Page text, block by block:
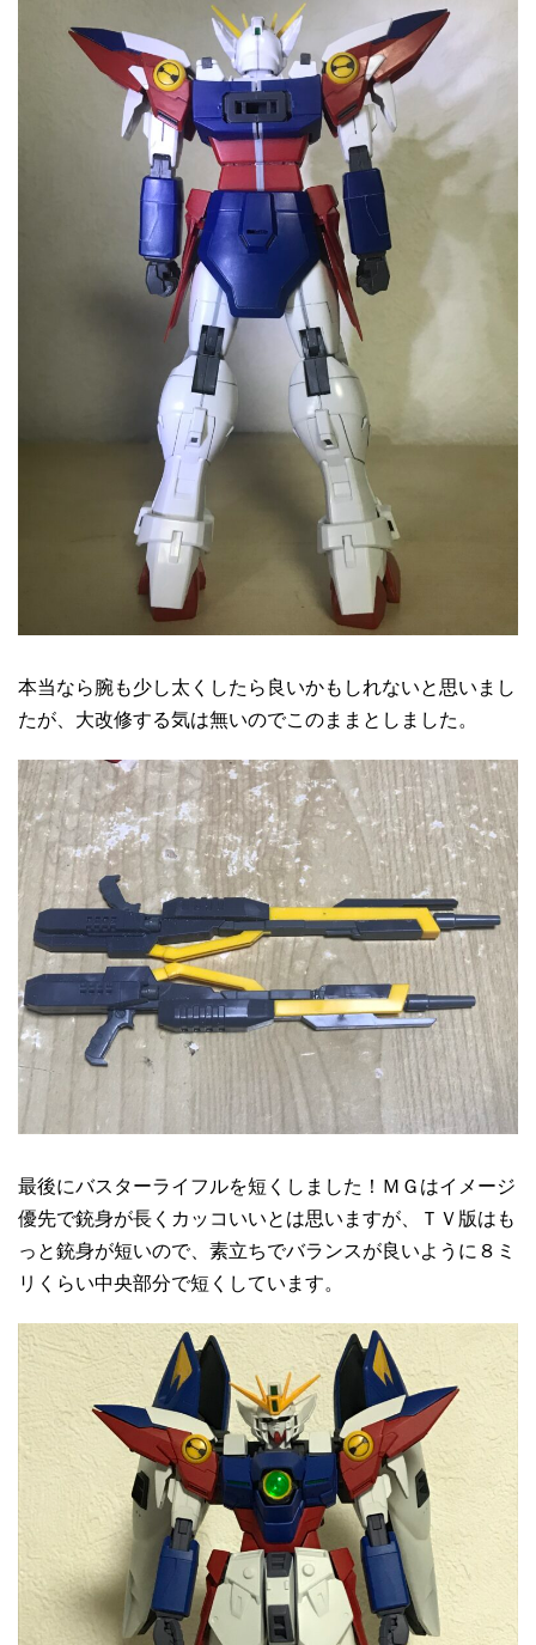
本当なら腕も少し太くしたら良いかもしれないと思いまし
たが、大改修する気は無いのでこのままとしました。
最後にバスターライフルを短くしました！ＭＧはイメージ
優先で銃身が長くカッコいいとは思いますが、ＴＶ版はも
っと銃身が短いので、素立ちでバランスが良いように８ミ
リくらい中央部分で短くしています。